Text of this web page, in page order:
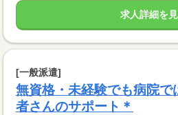
求人詳細を
[一般派遣]
無資格・未経験でも病院で
者さんのサポート＊